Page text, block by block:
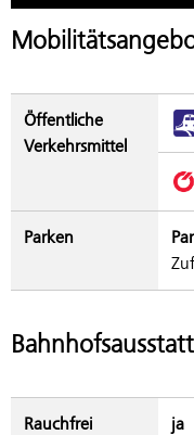
Öffentliche
Verkehrsmittel
Parken
Rauchfrei ja